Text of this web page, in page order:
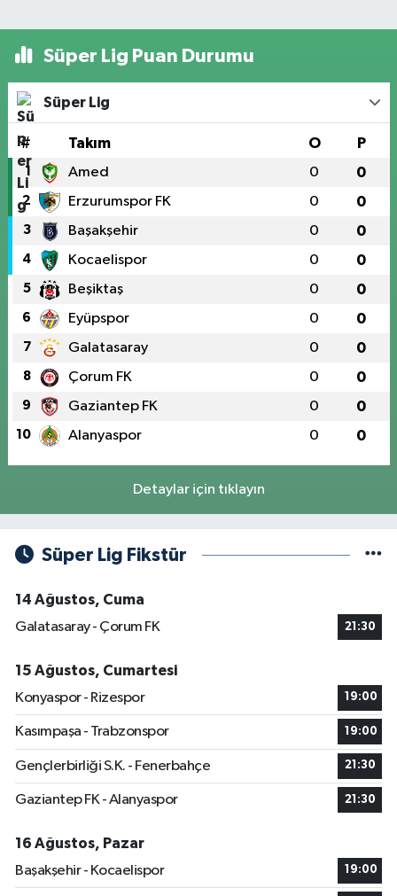
Süper Lig Puan Durumu
Süper Lig
# Takım O P
1 Amed 0 0
2 Erzurumspor FK 0 0
3 Başakşehir 0 0
4 Kocaelispor 0 0
5 Beşiktaş 0 0
6 Eyüpspor 0 0
7 Galatasaray 0 0
8 Çorum FK 0 0
9 Gaziantep FK 0 0
10 Alanyaspor 0 0
Detaylar için tıklayın
Süper Lig Fikstür
14 Ağustos, Cuma
Galatasaray - Çorum FK
21:30
15 Ağustos, Cumartesi
Konyaspor - Rizespor
19:00
Kasımpaşa - Trabzonspor 19:00
Gençlerbirliği S.K. - Fenerbahçe 21:30
Gaziantep FK - Alanyaspor 21:30
16 Ağustos, Pazar
Başakşehir - Kocaelispor
19:00